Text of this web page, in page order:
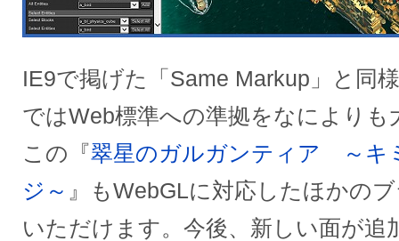
IE9で掲げた「Same Markup」と同
ではWeb標準への準拠をなによりも
この『翠星のガルガンティア ～キ
ジ～ 』もWebGLに対応したほかの
いただけます。今後、新しい面が追